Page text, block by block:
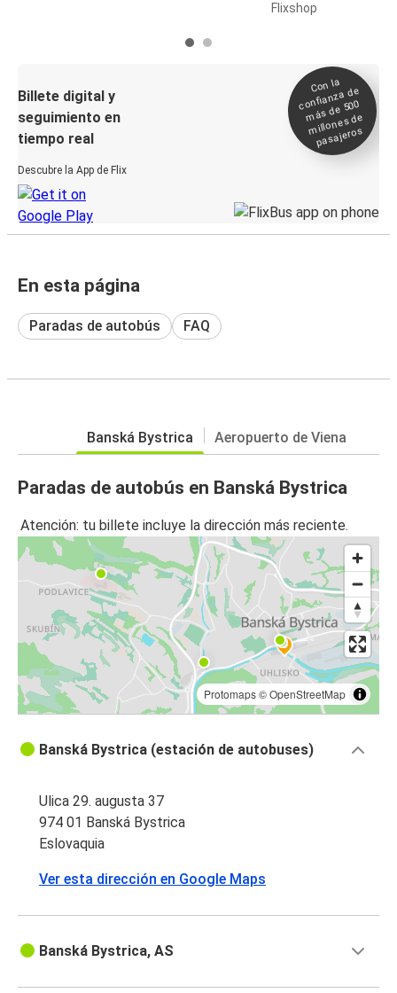
Flixshop
Billete digital y
seguimiento en
tiempo real
Descubre la App de Flix
Con la
confianza de
más de 500
millones de
pasajeros
En esta página
Paradas de autobús FAQ
Banská Bystrica Aeropuerto de Viena
Paradas de autobús en Banská Bystrica
Atención: tu billete incluye la dirección más reciente.
Protomaps©OpenStreetMap
Banská Bystrica (estación de autobuses)
Ulica 29. augusta 37
974 01 Banská Bystrica
Eslovaquia
Ver esta dirección en Google Maps
Banská Bystrica, AS